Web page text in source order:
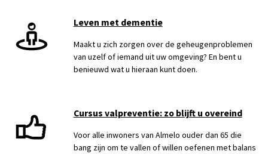
Leven met dementie
Maakt u zich zorgen over de geheugenproblemen
van uzelf of iemand uit uw omgeving? En bent u
benieuwd wat u hieraan kunt doen.
Cursus valpreventie: zo blijft u overeind
Voor alle inwoners van Almelo ouder dan 65 die
bang zijn om te vallen of willen oefenen met balans